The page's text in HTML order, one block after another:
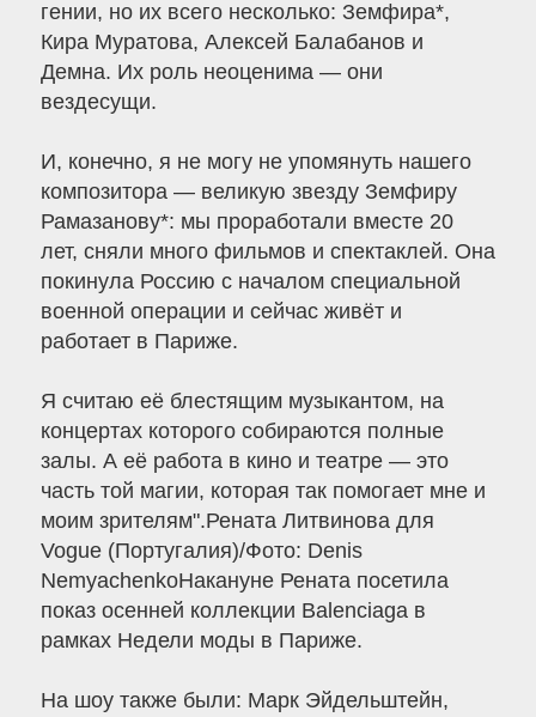
гении, но их всего несколько: Земфира*,
Кира Муратова, Алексей Балабанов и
Демна. Их роль неоценима — они
вездесущи.
И, конечно, я не могу не упомянуть нашего
композитора — великую звезду Земфиру
Рамазанову*: мы проработали вместе 20
лет, сняли много фильмов и спектаклей. Она
покинула Россию с началом специальной
военной операции и сейчас живёт и
работает в Париже.
Я считаю её блестящим музыкантом, на
концертах которого собираются полные
залы. А её работа в кино и театре — это
часть той магии, которая так помогает мне и
моим зрителям".Рената Литвинова для
Vogue (Португалия)/Фото: Denis
NemyachenkoНакануне Рената посетила
показ осенней коллекции Balenciaga в
рамках Недели моды в Париже.
На шоу также были: Марк Эйдельштейн,